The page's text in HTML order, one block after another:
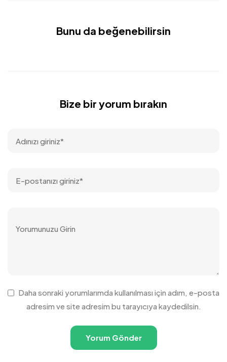
Bunu da beğenebilirsin
Bize bir yorum bırakın
Daha sonraki yorumlarımda kullanılması için adım, e-posta
adresim ve site adresim bu tarayıcıya kaydedilsin.